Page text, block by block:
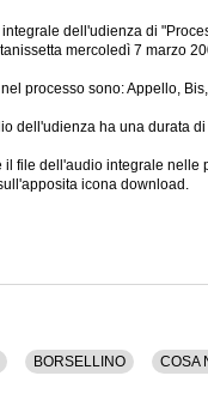
dell'udienza di
mercoledì 7 marzo
processo sono: Appello,
dell'udienza ha una durata
il file dell'audio integrale
icona download.
BORSELLINO COSA